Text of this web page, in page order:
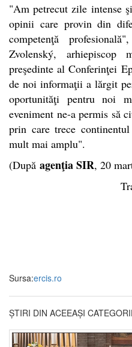
"Am petrecut zile intense
opinii care provin din
competenţă
Zvolenský,
preşedinte al Conferinţei
de noi informaţii a lărgit
oportunităţi pentru noi
eveniment ne-a permis să
prin care trece
mult mai amplu".
(După agenţia SIR, 20
Sursa:ercis.ro
ȘTIRI DIN ACEEAȘI